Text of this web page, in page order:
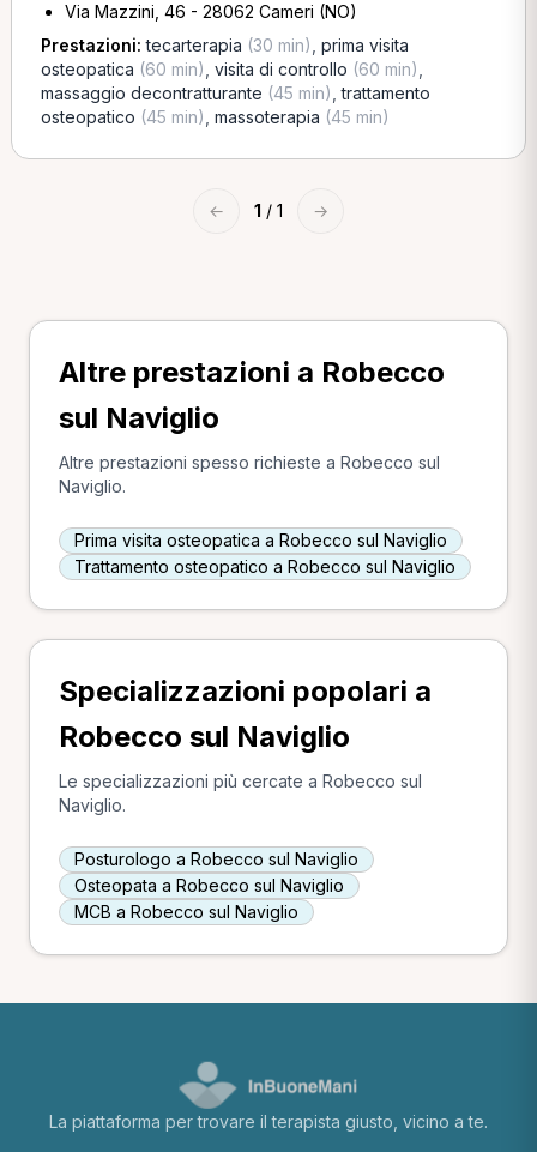
Via Mazzini, 46 - 28062 Cameri (NO)
Prestazioni:tecarterapia (30 min) prima visita
osteopatica (60 min) visita di controllo (60 min)
massaggio decontratturante (45 min) ,trattamento
osteopatico (45 min) massoterapia (45 min)
← 1 / 1 →
Altre prestazioni a Robecco
sul Naviglio
Altre prestazioni spesso richieste a Robecco sul
Naviglio.
Prima visita osteopatica a Robecco sul Naviglio
Trattamento osteopatico a Robecco sul Naviglio
Specializzazioni popolari a
Robecco sul Naviglio
Le specializzazioni più cercate a Robecco sul
Naviglio.
Posturologo a Robecco sul Naviglio
Osteopata a Robecco sul Naviglio
MCB a Robecco sul Naviglio
La piattaforma per trovare il terapista giusto, vicino a te.